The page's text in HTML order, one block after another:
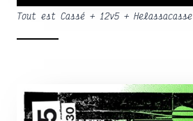
Tout est Cassé + 12v5 + Helassacasse